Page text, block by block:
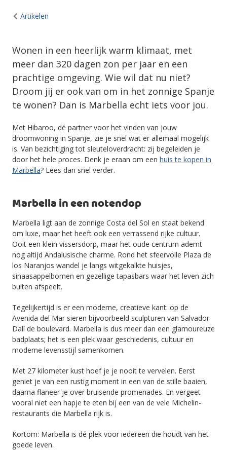
Artikelen
Wonen in een heerlijk warm klimaat, met
meer dan 320 dagen zon per jaar en een
prachtige omgeving. Wie wil dat nu niet?
Droom jij er ook van om in het zonnige Spanje
te wonen? Dan is Marbella echt iets voor jou.
Met Hibaroo, dé partner voor het vinden van jouw
droomwoning in Spanje, zie je snel wat er allemaal mogelijk
is. Van bezichtiging tot sleuteloverdracht: zij begeleiden je
door het hele proces. Denk je eraan om een huis te kopen in
Marbella? Lees dan snel verder.
Marbella in een notendop
Marbella ligt aan de zonnige Costa del Sol en staat bekend
om luxe, maar het heeft ook een verrassend rijke cultuur.
Ooit een klein vissersdorp, maar het oude centrum ademt
nog altijd Andalusische charme. Rond het sfeervolle Plaza de
los Naranjos wandel je langs witgekalkte huisjes,
sinaasappelbomen en gezellige tapasbars waar het leven zich
buiten afspeelt.
Tegelijkertijd is er een moderne, creatieve kant: op de
Avenida del Mar sieren bijvoorbeeld sculpturen van Salvador
Dalí de boulevard. Marbella is dus meer dan een glamoureuze
badplaats; het is een plek waar geschiedenis, cultuur en
moderne levensstijl samenkomen.
Met 27 kilometer kust hoef je je nooit te vervelen. Eerst
geniet je van een rustig moment in een van de stille baaien,
daarna flaneer je over bruisende promenades. En vergeet
vooral niet een hapje te eten bij een van de vele Michelin-
restaurants die Marbella rijk is.
Kortom: Marbella is dé plek voor iedereen die houdt van het
goede leven.